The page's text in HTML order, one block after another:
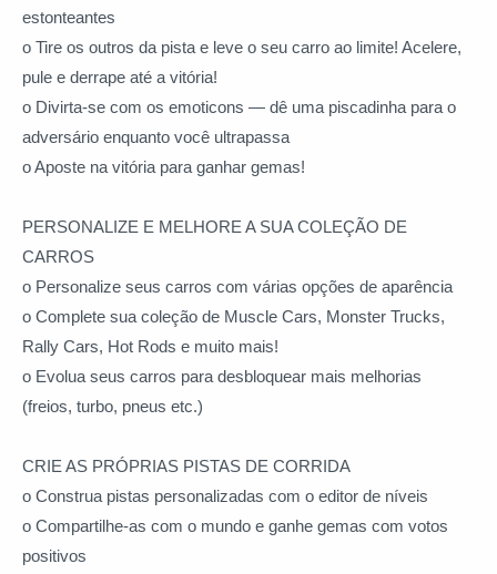
estonteantes
o Tire os outros da pista e leve o seu carro ao limite! Acelere,
pule e derrape até a vitória!
o Divirta-se com os emoticons — dê uma piscadinha para o
adversário enquanto você ultrapassa
o Aposte na vitória para ganhar gemas!
PERSONALIZE E MELHORE A SUA COLEÇÃO DE
CARROS
o Personalize seus carros com várias opções de aparência
o Complete sua coleção de Muscle Cars, Monster Trucks,
Rally Cars, Hot Rods e muito mais!
o Evolua seus carros para desbloquear mais melhorias
(freios, turbo, pneus etc.)
CRIE AS PRÓPRIAS PISTAS DE CORRIDA
o Construa pistas personalizadas com o editor de níveis
o Compartilhe-as com o mundo e ganhe gemas com votos
positivos